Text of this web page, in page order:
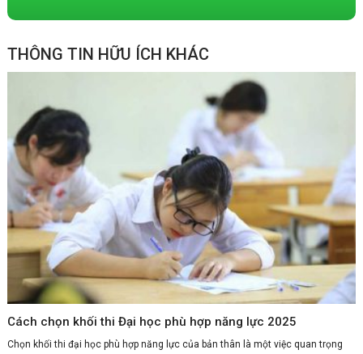
THÔNG TIN HỮU ÍCH KHÁC
Cách chọn khối thi Đại học phù hợp năng lực 2025
Chọn khối thi đại học phù hợp năng lực của bản thân là một việc quan trọng